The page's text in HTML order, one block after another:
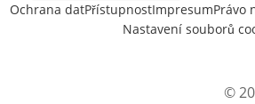
Ochrana datPřístupnostImpresumPrávo
Nastavení souborů
©